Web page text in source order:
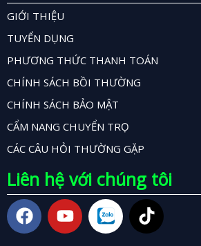
GIỚI THIỆU
TUYỂN DỤNG
PHƯƠNG THỨC THANH TOÁN
CHÍNH SÁCH BỒI THƯỜNG
CHÍNH SÁCH BẢO MẬT
CẨM NANG CHUYỂN TRỌ
CÁC CÂU HỎI THƯỜNG GẶP
Liên hệ với chúng tôi
F
a
c
Y
o
u
T
i
k